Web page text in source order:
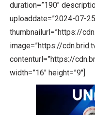
duration=”190″
uploaddate=”2024-07-
thumbnailurl=”https://
image=”https://
contenturl=”https://
width=”16″ height=”9″]